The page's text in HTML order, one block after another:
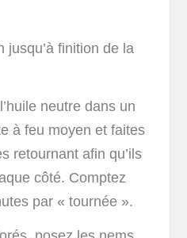
jusqu’à finition de la
neutre dans un
à feu moyen et faites
retournant afin qu’ils
côté. Comptez
par « tournée ».